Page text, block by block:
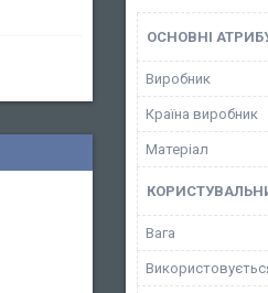
ОСНОВНІ
Виробник
Країна виробник
Матеріал
Вага